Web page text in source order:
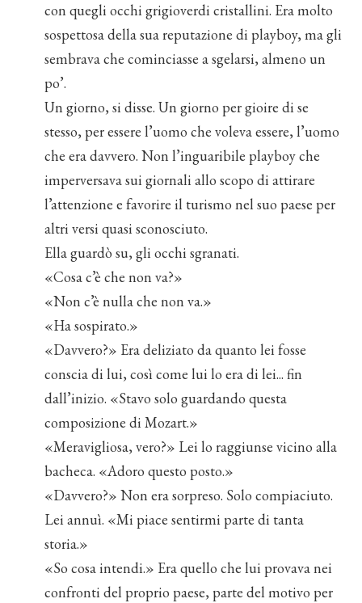
con quegli occhi grigioverdi cristallini. Era molto
sospettosa della sua reputazione di playboy, ma gli
sembrava che cominciasse a sgelarsi, almeno un
po’.
Un giorno, si disse. Un giorno per gioire di se
stesso, per essere l’uomo che voleva essere, l’uomo
che era davvero. Non l’inguaribile playboy che
imperversava sui giornali allo scopo di attirare
l’attenzione e favorire il turismo nel suo paese per
altri versi quasi sconosciuto.
Ella guardò su, gli occhi sgranati.
«Cosa c’è che non va?»
«Non c’è nulla che non va.»
«Ha sospirato.»
«Davvero?» Era deliziato da quanto lei fosse
conscia di lui, così come lui lo era di lei... fin
dall’inizio. «Stavo solo guardando questa
composizione di Mozart.»
«Meravigliosa, vero?» Lei lo raggiunse vicino alla
bacheca. «Adoro questo posto.»
«Davvero?» Non era sorpreso. Solo compiaciuto.
Lei annuì. «Mi piace sentirmi parte di tanta
storia.»
«So cosa intendi.» Era quello che lui provava nei
confronti del proprio paese, parte del motivo per